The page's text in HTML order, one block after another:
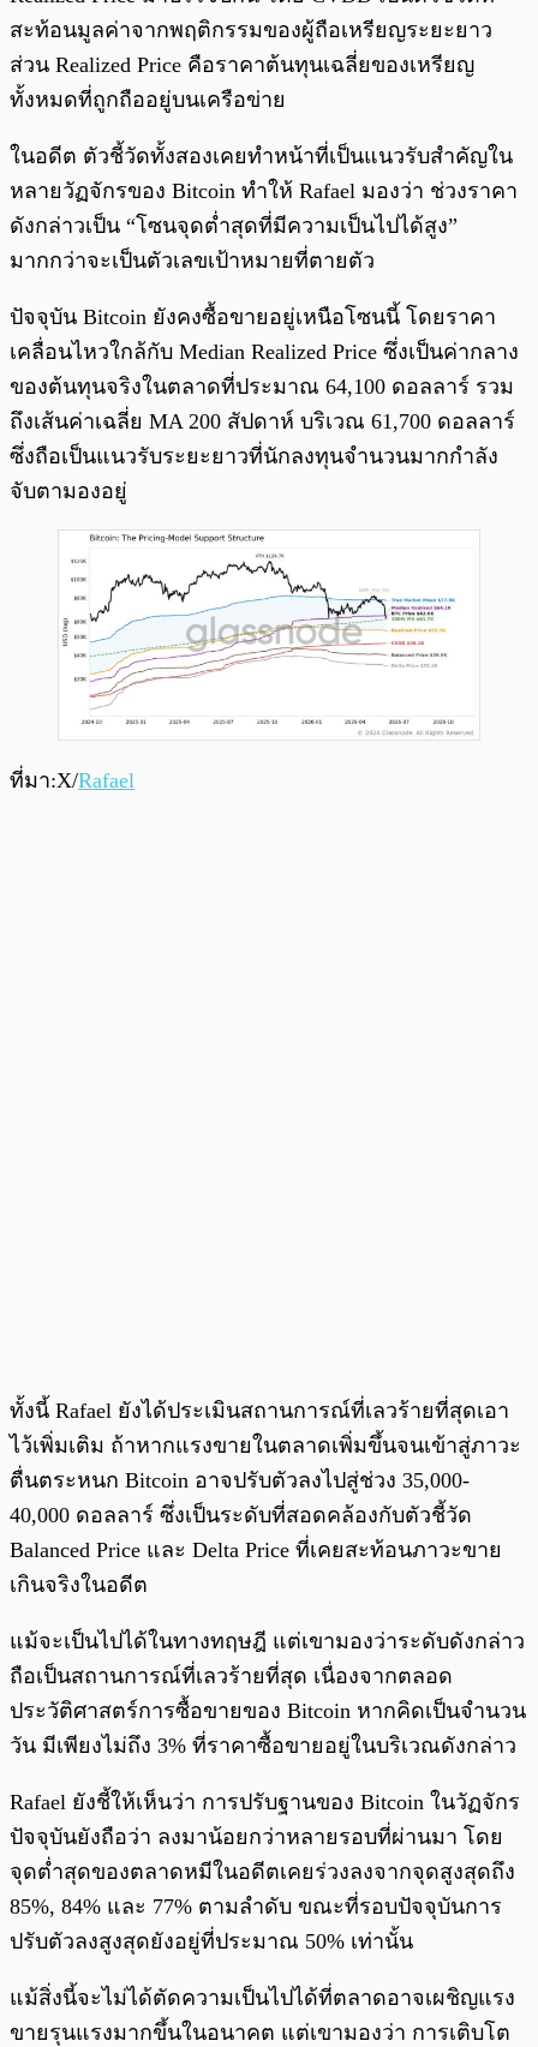
สะท้อนมูลค่าจากพฤติกรรมของผู้ถือเหรียญระยะยาว
ส่วน Realized Price คือราคาต้นทุนเฉลี่ยของเหรียญ
ทั้งหมดที่ถูกถืออยู่บนเครือข่าย
ในอดีต ตัวชี้วัดทั้งสองเคยทำหน้าที่เป็นแนวรับสำคัญใน
หลายวัฏจักรของ Bitcoin ทำให้ Rafael มองว่า ช่วงราคา
ดังกล่าวเป็น “โซนจุดต่ำสุดที่มีความเป็นไปได้สูง”
มากกว่าจะเป็นตัวเลขเป้าหมายที่ตายตัว
ปัจจุบัน Bitcoin ยังคงซื้อขายอยู่เหนือโซนนี้ โดยราคา
เคลื่อนไหวใกล้กับ Median Realized Price ซึ่งเป็นค่ากลาง
ของต้นทุนจริงในตลาดที่ประมาณ 64,100 ดอลลาร์ รวม
ถึงเส้นค่าเฉลี่ย MA 200 สัปดาห์ บริเวณ 61,700 ดอลลาร์
ซึ่งถือเป็นแนวรับระยะยาวที่นักลงทุนจำนวนมากกำลัง
จับตามองอยู่
ที่มา:X/Rafael
ทั้งนี้ Rafael ยังได้ประเมินสถานการณ์ที่เลวร้ายที่สุดเอา
ไว้เพิ่มเติม ถ้าหากแรงขายในตลาดเพิ่มขึ้นจนเข้าสู่ภาวะ
ตื่นตระหนก Bitcoin อาจปรับตัวลงไปสู่ช่วง 35,000-
40,000 ดอลลาร์ ซึ่งเป็นระดับที่สอดคล้องกับตัวชี้วัด
Balanced Price และ Delta Price ที่เคยสะท้อนภาวะขาย
เกินจริงในอดีต
แม้จะเป็นไปได้ในทางทฤษฎี แต่เขามองว่าระดับดังกล่าว
ถือเป็นสถานการณ์ที่เลวร้ายที่สุด เนื่องจากตลอด
ประวัติศาสตร์การซื้อขายของ Bitcoin หากคิดเป็นจำนวน
วัน มีเพียงไม่ถึง 3% ที่ราคาซื้อขายอยู่ในบริเวณดังกล่าว
Rafael ยังชี้ให้เห็นว่า การปรับฐานของ Bitcoin ในวัฏจักร
ปัจจุบันยังถือว่า ลงมาน้อยกว่าหลายรอบที่ผ่านมา โดย
จุดต่ำสุดของตลาดหมีในอดีตเคยร่วงลงจากจุดสูงสุดถึง
85%, 84% และ 77% ตามลำดับ ขณะที่รอบปัจจุบันการ
ปรับตัวลงสูงสุดยังอยู่ที่ประมาณ 50% เท่านั้น
แม้สิ่งนี้จะไม่ได้ตัดความเป็นไปได้ที่ตลาดอาจเผชิญแรง
ขายรุนแรงมากขึ้นในอนาคต แต่เขามองว่า การเติบโต